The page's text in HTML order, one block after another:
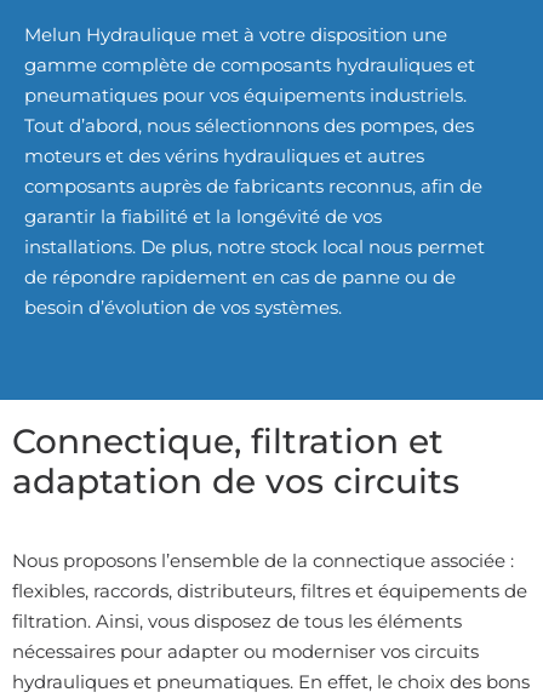
Melun Hydraulique met à votre disposition une
gamme complète de composants hydrauliques et
pneumatiques pour vos équipements industriels.
Tout d’abord, nous sélectionnons des pompes, des
moteurs et des vérins hydrauliques et autres
composants auprès de fabricants reconnus, afin de
garantir la fiabilité et la longévité de vos
installations. De plus, notre stock local nous permet
de répondre rapidement en cas de panne ou de
besoin d’évolution de vos systèmes.
Connectique, filtration et
adaptation de vos circuits
Nous proposons l’ensemble de la connectique associée :
flexibles, raccords, distributeurs, filtres et équipements de
filtration. Ainsi, vous disposez de tous les éléments
nécessaires pour adapter ou moderniser vos circuits
hydrauliques et pneumatiques. En effet, le choix des bons